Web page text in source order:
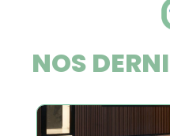
NOS